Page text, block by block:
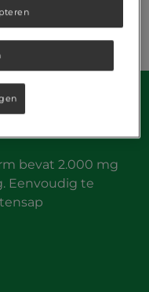
bevat 2.000 mg
Eenvoudig te